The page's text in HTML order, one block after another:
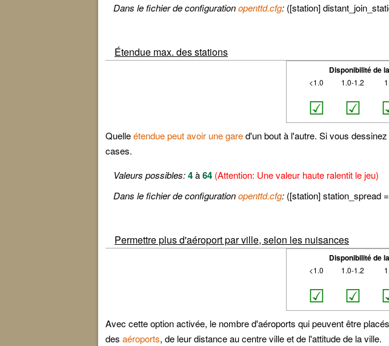
Dans le fichier de configurationopenttd.cfg: ([station]
Étendue max. des stations
Disponibilité de
<1.0
☑
1.0-1.2
☑
Quelleétendue peut avoir une gared'un bout à l'autre. Si vous
cases.
Valeurs possibles:4à64 (Attention: Une valeur haute ralentit le jeu)
Dans le fichier de configurationopenttd.cfg: ([station] station_spread
Permettre plus d'aéroport par ville, selon les nuisances
Disponibilité de
<1.0
☑
1.0-1.2
☑
Avec cette option activée, le nombre d'aéroports qui peuvent être
des aéroports, de leur distance au centre ville et de l'attitude de la ville.